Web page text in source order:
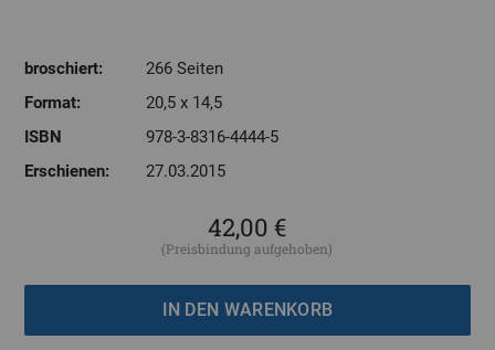
broschiert:
266 Seiten
Format:
20,5 x 14,5
ISBN
978-3-8316-4444-5
Erschienen:
27.03.2015
42,00 €
(Preisbindung aufgehoben)